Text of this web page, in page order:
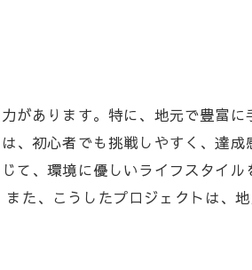
があります。特に、地元で豊富に
、初心者でも挑戦しやすく、達成
て、環境に優しいライフスタイル
た、こうしたプロジェクトは、